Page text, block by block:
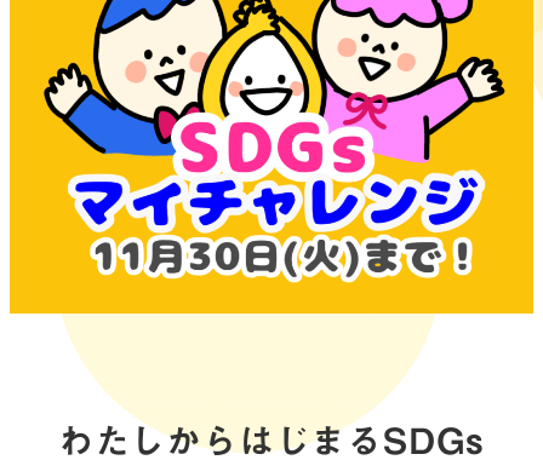
わたしからはじまるSDGs